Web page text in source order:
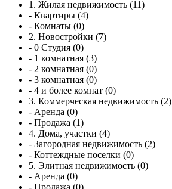
1. Жилая недвижимость (11)
- Квартиры (4)
- Комнаты (0)
2. Новостройки (7)
- 0 Студия (0)
- 1 комнатная (3)
- 2 комнатная (0)
- 3 комнатная (0)
- 4 и более комнат (0)
3. Коммерческая недвижимость (2)
- Аренда (0)
- Продажа (1)
4. Дома, участки (4)
- Загородная недвижимость (2)
- Коттеждные поселки (0)
5. Элитная недвижимость (0)
- Аренда (0)